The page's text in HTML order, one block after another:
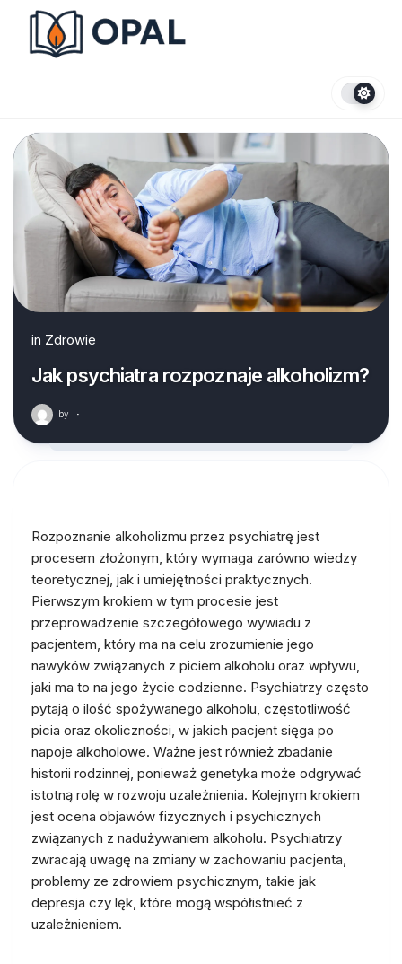
content
in Zdrowie
Jak psychiatra rozpoznaje alkoholizm?
by ·
Rozpoznanie alkoholizmu przez psychiatrę jest
procesem złożonym, który wymaga zarówno wiedzy
teoretycznej, jak i umiejętności praktycznych.
Pierwszym krokiem w tym procesie jest
przeprowadzenie szczegółowego wywiadu z
pacjentem, który ma na celu zrozumienie jego
nawyków związanych z piciem alkoholu oraz wpływu,
jaki ma to na jego życie codzienne. Psychiatrzy często
pytają o ilość spożywanego alkoholu, częstotliwość
picia oraz okoliczności, w jakich pacjent sięga po
napoje alkoholowe. Ważne jest również zbadanie
historii rodzinnej, ponieważ genetyka może odgrywać
istotną rolę w rozwoju uzależnienia. Kolejnym krokiem
jest ocena objawów fizycznych i psychicznych
związanych z nadużywaniem alkoholu. Psychiatrzy
zwracają uwagę na zmiany w zachowaniu pacjenta,
problemy ze zdrowiem psychicznym, takie jak
depresja czy lęk, które mogą współistnieć z
uzależnieniem.